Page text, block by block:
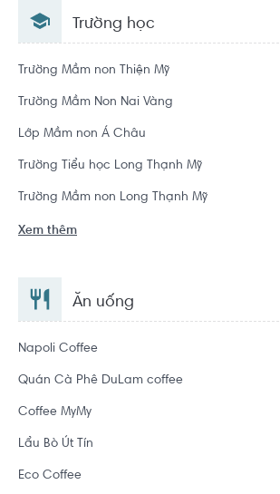
Trường học
Trường Mầm non Thiện Mỹ
Trường Mầm Non Nai Vàng
Lớp Mầm non Á Châu
Trường Tiểu học Long Thạnh Mỹ
Trường Mầm non Long Thạnh Mỹ
Xem thêm
Ăn uống
Napoli Coffee
Quán Cà Phê DuLam coffee
Coffee MyMy
Lẩu Bò Út Tín
Eco Coffee